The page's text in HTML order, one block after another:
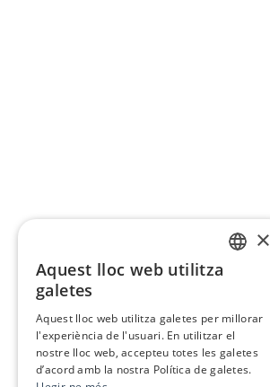
×
Aquest lloc web utilitza
galetes
Aquest lloc web utilitza galetes per millorar
l'experiència de l'usuari. En utilitzar el
nostre lloc web, accepteu totes les galetes
d’acord amb la nostra Política de galetes.